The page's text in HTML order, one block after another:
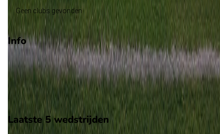
Geen clubs gevonden
Info
Op 25 maart 2026 gaat Viking de strijd aan met FK
De wedstrijd wordt afgetrapt om 15:00 en wordt gespeeld in
Club Vriendschappelijk.
Stadion: Onbekend
Scheidsrechter: Onbekend
Laatste 5 wedstrijden
H2H